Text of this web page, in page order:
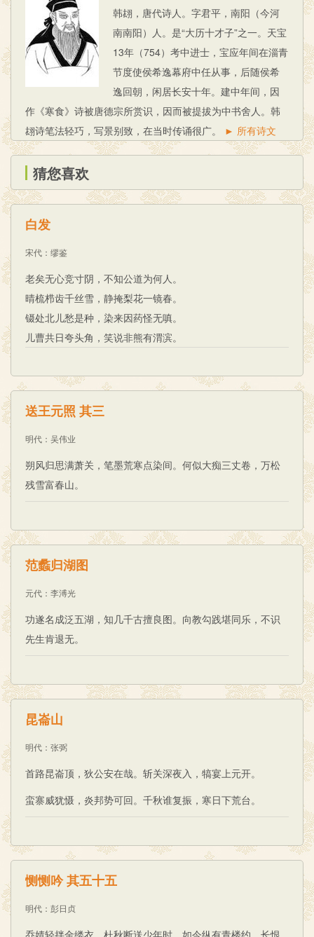
韩翃，唐代诗人。字君平，南阳（今河
南南阳）人。是“大历十才子”之一。天宝
13年（754）考中进士，宝应年间在淄青
节度使侯希逸幕府中任从事，后随侯希
逸回朝，闲居长安十年。建中年间，因
作《寒食》诗被唐德宗所赏识，因而被提拔为中书舍人。韩
翃诗笔法轻巧，写景别致，在当时传诵很广。 ► 所有诗文
猜您喜欢
白发
宋代 ： 缪鉴
老矣无心竞寸阴，不知公道为何人。
晴梳栉齿千丝雪，静掩梨花一镜春。
镊处北儿愁是种，染来因药怪无嗔。
儿曹共日夸头角，笑说非熊有渭滨。
送王元照 其三
明代 ： 吴伟业
朔风归思满萧关，笔墨荒寒点染间。何似大痴三丈卷，万松
残雪富春山。
范蠡归湖图
元代 ： 李溥光
功遂名成泛五湖，知几千古擅良图。向教勾践堪同乐，不识
先生肯退无。
昆崙山
明代 ： 张弼
首路昆崙顶，狄公安在哉。斩关深夜入，犒宴上元开。
蛮寨威犹慑，炎邦势可回。千秋谁复振，寒日下荒台。
恻恻吟 其五十五
明代 ： 彭日贞